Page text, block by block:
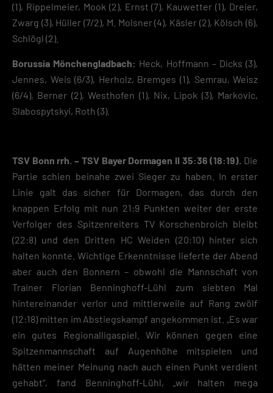
(1), Rippelmeier, Mook (2), Ernst (7), Kauwetter (1), Dreier,
Zwarg (3), Hüller (7/2), M. Molsner (4), Käsler (2), Kölsch (6),
Schlögl (2).
Borussia Mönchengladbach: Heck, Hoffmann – Dicks (3),
Jennes, Weis (6/3), Herholz, Bremges (1), Semrau, Weisz
(6/4), Berner (2), Westhofen (1), Nix, Lipok (3), Markovic,
Slabospytskyi, Roth (3).
TSV Bonn rrh. – TSV Bayer Dormagen II 35:36 (18:19). Die
Partie schien beinahe zwei Sieger zu haben. In erster
Linie galt das sicher für Dormagen, das durch den
knappen Erfolg mit nun 21:9 Punkten weiter der erste
Verfolger des Spitzenreiters TV Korschenbroich bleibt
(22:8) und den Dritten HC Weiden (20:10) hinter sich
halten konnte. Wichtige Erkenntnisse lieferte der Abend
aber auch den Bonnern – obwohl die Mannschaft von
Trainer Florian Benninghoff-Lühl zum siebten Mal
hintereinander verlor und mittlerweile auf Rang zwölf
(12:18) mitten im Abstiegskampf angekommen ist. „Es war
ein gutes Regionalligaspiel. Wir können gegen eine
Spitzenmannschaft auf Augenhöhe mitspielen und
hätten meiner Meinung nach auch einen Punkt verdient
gehabt“, fand Benninghoff-Lühl, „wir halten mega